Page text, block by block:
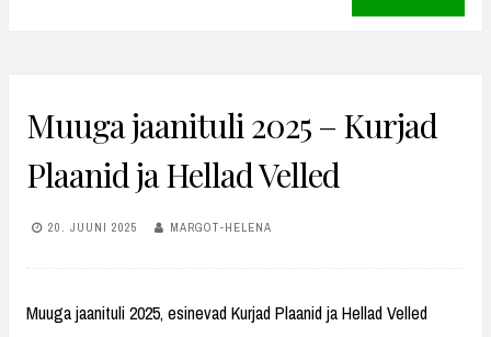
Muuga jaanituli 2025 – Kurjad
Plaanid ja Hellad Velled
20. JUUNI 2025 MARGOT-HELENA
Muuga jaanituli 2025, esinevad Kurjad Plaanid ja Hellad Velled